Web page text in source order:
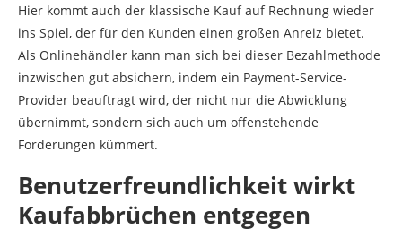
Hier kommt auch der klassische Kauf auf Rechnung wieder
ins Spiel, der für den Kunden einen großen Anreiz bietet.
Als Onlinehändler kann man sich bei dieser Bezahlmethode
inzwischen gut absichern, indem ein Payment-Service-
Provider beauftragt wird, der nicht nur die Abwicklung
übernimmt, sondern sich auch um offenstehende
Forderungen kümmert.
Benutzerfreundlichkeit wirkt
Kaufabbrüchen entgegen